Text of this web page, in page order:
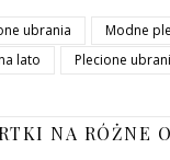
ubrania
Modne
lato
Plecione
NA RÓŻNE